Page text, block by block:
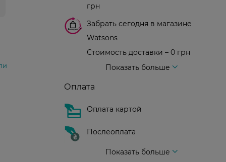
грн
Забрать сегодня в магазине
Watsons
Стоимость доставки – 0 грн
Показать больше
Оплата
Оплата картой
Послеоплата
Показать больше